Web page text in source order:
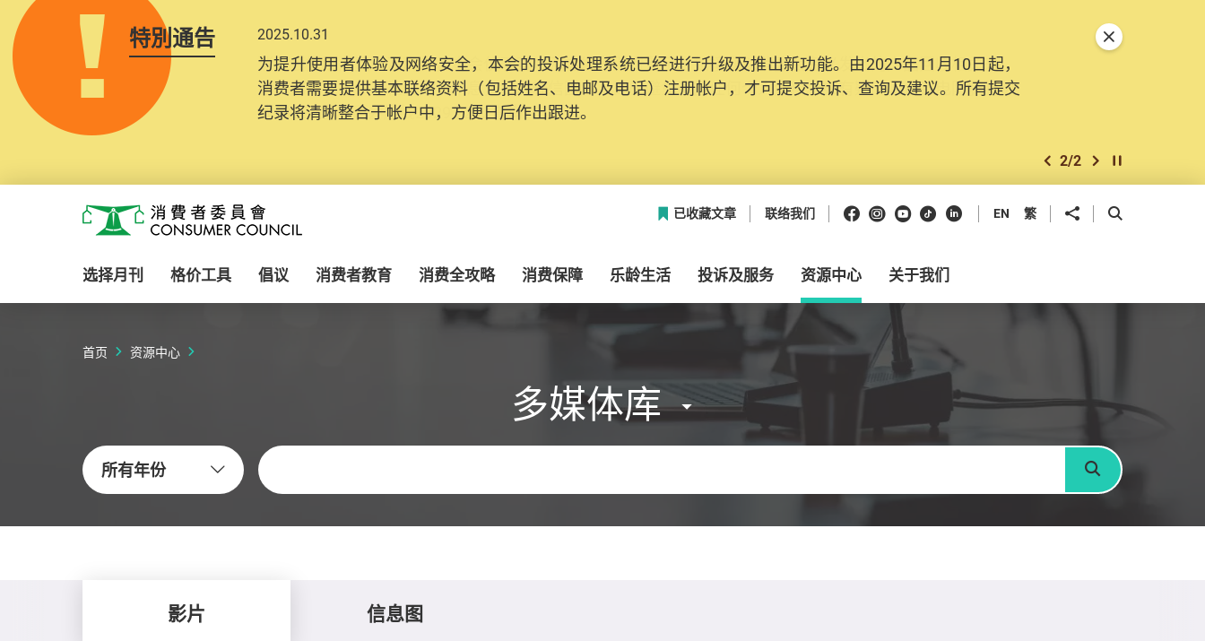
特別通告 2025.10.31
为提升使用者体验及网络安全，本会的投诉处理系统已经进行升级及推出新功能。由2025年11月10日起，
消费者需要提供基本联络资料（包括姓名、电邮及电话）注册帐户，才可提交投诉、查询及建议。所有提交
纪录将清晰整合于帐户中，方便日后作出跟进。
上一个
2/2 下一个开始/暂停幻灯
关闭特別通告
消费者委员会
已收藏文章 联络我们 Facebook
Instagram
Youtube
抖音领英 EN 繁 分享到 开启搜寻框
选择月刊 格价工具 倡议 消费者教育 消费全攻略 消费保障 乐龄生活 投诉及服务 资源中心 关于我们
首页 资源中心
多媒体库
所有年份
关键字
搜寻
影片 信息图